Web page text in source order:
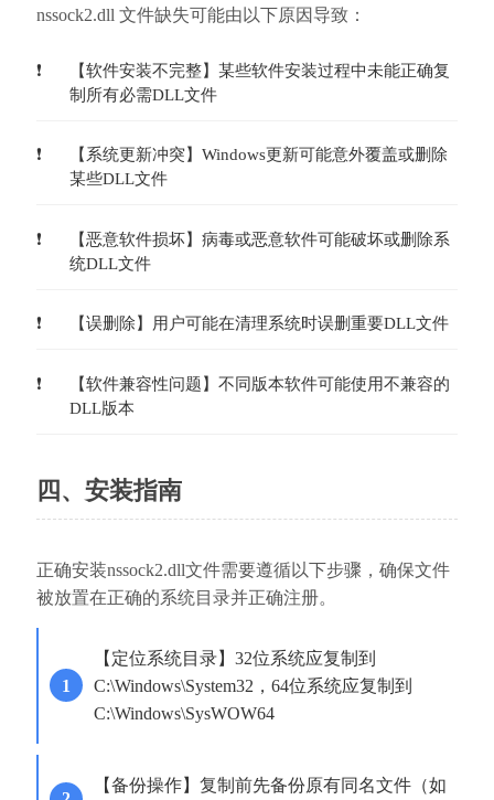
nssock2.dll 文件缺失可能由以下原因导致：
【软件安装不完整】某些软件安装过程中未能正确复
制所有必需DLL文件
【系统更新冲突】Windows更新可能意外覆盖或删除
某些DLL文件
【恶意软件损坏】病毒或恶意软件可能破坏或删除系
统DLL文件
【误删除】用户可能在清理系统时误删重要DLL文件
【软件兼容性问题】不同版本软件可能使用不兼容的
DLL版本
四、安装指南
正确安装nssock2.dll文件需要遵循以下步骤，确保文件
被放置在正确的系统目录并正确注册。
【定位系统目录】32位系统应复制到
C:\Windows\System32，64位系统应复制到
C:\Windows\SysWOW64
【备份操作】复制前先备份原有同名文件（如